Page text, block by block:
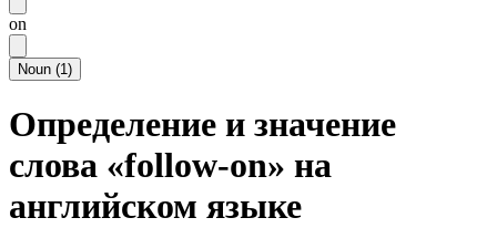
on
Noun (1)
Определение и значение
слова «follow-on» на
английском языке